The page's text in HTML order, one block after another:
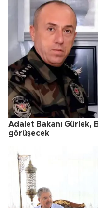
Adalet Bakanı Gürlek,
görüşecek